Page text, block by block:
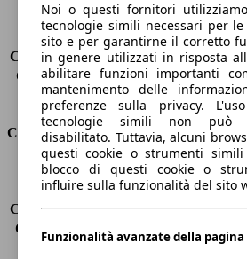
Sedili
5
Carico sul tetto
-
Capacità di traino (senza freni) -
Capacità di traino (con freni)
910 kg
Volume del bagagliaio
325 -
Consumi
Emissioni di CO2*
122 g/km
Consumo (urbano)
6.4 l/100km
Consumo (extra-urbano) 4.7 l/100km
Consumo (combinato)*
5.3 l/100km
Noi o questi fornitori
tecnologie simili necessari per
sito e per garantirne il corretto
in genere utilizzati in risposta
abilitare funzioni importanti
mantenimento delle
preferenze sulla privacy.
tecnologie simili non può
disabilitato. Tuttavia, alcuni
questi cookie o strumenti
blocco di questi cookie o
influire sulla funzionalità del sito
Funzionalità avanzate della pagina